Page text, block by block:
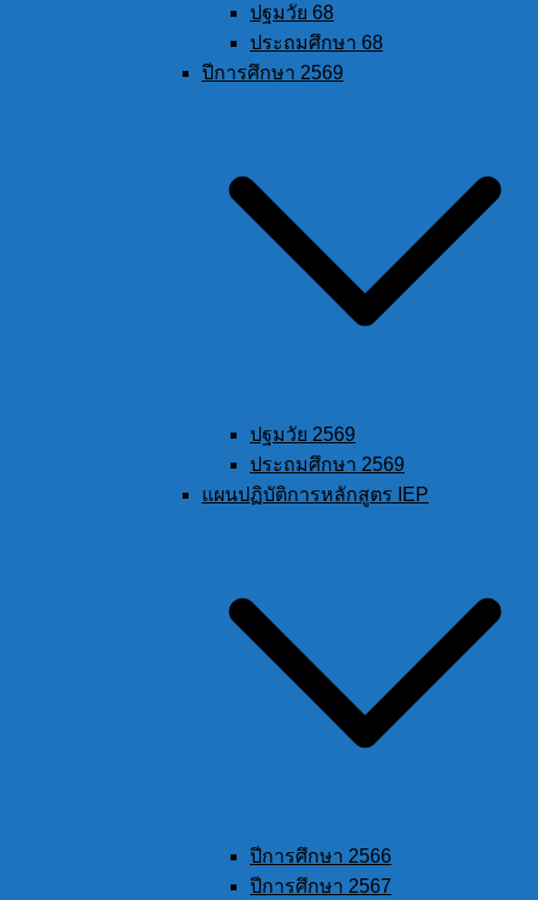
ปฐมวัย 68
ประถมศึกษา 68
ปีการศึกษา 2569
ปฐมวัย 2569
ประถมศึกษา 2569
แผนปฏิบัติการหลักสูตร IEP
ปีการศึกษา 2566
ปีการศึกษา 2567